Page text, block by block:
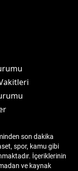
son dakika
spor, kamu gibi
İçeriklerinin
ve kaynak